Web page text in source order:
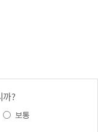
까?
보통